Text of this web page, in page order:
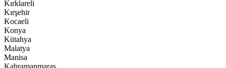
Kırklareli
Kırşehir
Kocaeli
Konya
Kütahya
Malatya
Manisa
Kahramanmaraş